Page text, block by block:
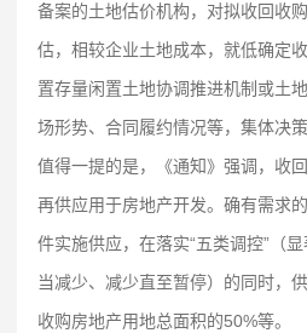
备案的土地估价机构，对拟收回收
估，相较企业土地成本，就低确定
置存量闲置土地协调推进机制或土
场形势、合同履约情况等，集体决
值得一提的是，《通知》强调，收
再供应用于房地产开发。确有需求
件实施供应，在落实“五类调控”（
当减少、减少直至暂停）的同时，
收购房地产用地总面积的50%等。